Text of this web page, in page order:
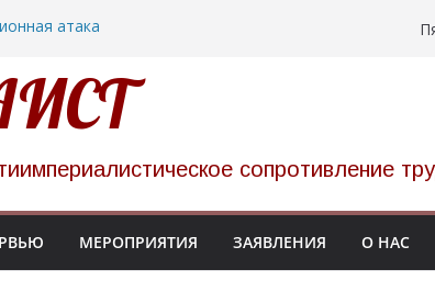
атака
тюрьмах
однодневную
сопротивление
МЕРОПРИЯТИЯ ЗАЯВЛЕНИЯ О НАС